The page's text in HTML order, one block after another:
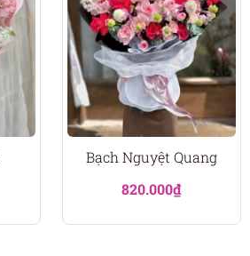
Bạch Nguyệt Quang
820.000₫